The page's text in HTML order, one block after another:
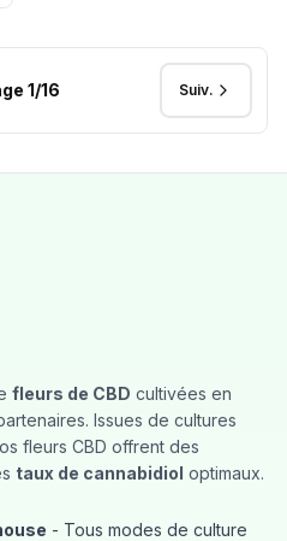
1/16 Suiv.
fleurs de CBD cultivées en
Issues de cultures
fleurs CBD offrent des
taux de cannabidiol optimaux.
- Tous modes de culture